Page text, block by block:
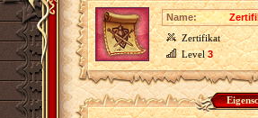
Name:
Zertifikat
Level3